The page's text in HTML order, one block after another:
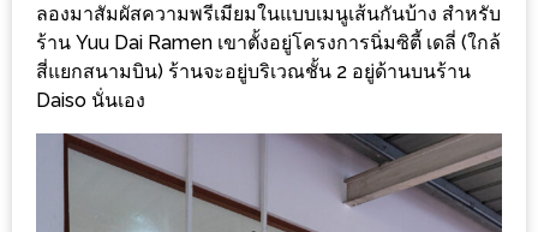
เสน่ห์
ของ
เชียงใหม่
ต้อง
ลอง
ลองมาสัมผัสความพรีเมียมในแบบเมนูเส้นกันบ้าง สำหรับ
ร้าน Yuu Dai Ramen เขาตั้งอยู่โครงการนิ่มซิตี้ เดลี่ (ใกล้
สี่แยกสนามบิน) ร้านจะอยู่บริเวณชั้น 2 อยู่ด้านบนร้าน
Daiso นั่นเอง